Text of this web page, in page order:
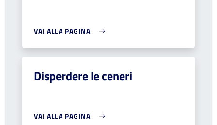
VAI ALLA PAGINA
Disperdere le ceneri
VAI ALLA PAGINA